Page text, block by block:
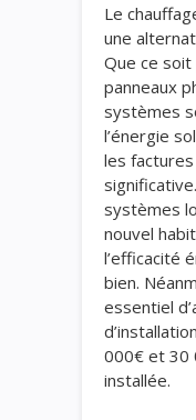
Le
une
Que ce soit
panneaux
systèmes
l’énergie
les factures
systèmes
nouvel
l’efficacité
bien.
essentiel
000€ et 30
installée.